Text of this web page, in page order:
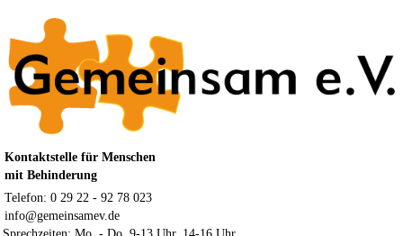
Kontaktstelle für Menschen
mit Behinderung
Telefon: 0 29 22 - 92 78 023
info@gemeinsamev.de
Sprechzeiten: Mo. - Do. 9-13 Uhr, 14-16 Uhr